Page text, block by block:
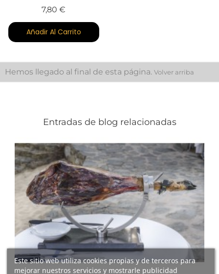
Este sitio web utiliza cookies propias y de terceros para
mejorar nuestros servicios y mostrarle publicidad
7,80 €
Añadir Al Carrito
Hemos llegado al final de esta página. Volver arriba
Entradas de blog relacionadas